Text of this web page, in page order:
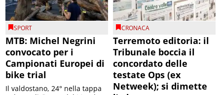
SPORT
MTB: Michel Negrini
convocato per i
Campionati Europei di
bike trial
Il valdostano, 24° nella tappa
CRONACA
Terremoto editoria: il
Tribunale boccia il
concordato delle
testate Ops (ex
Netweek); si dimette